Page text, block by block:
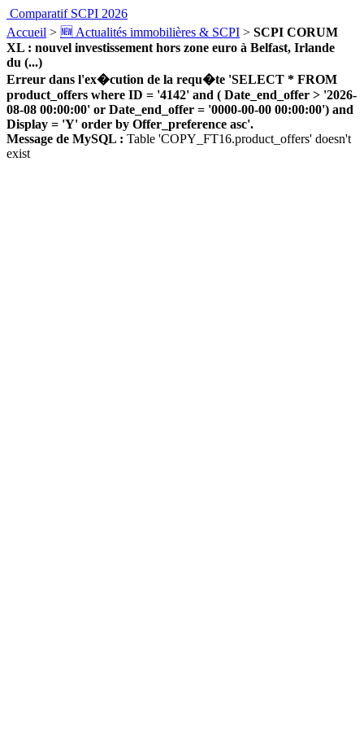
Comparatif SCPI 2026
Accueil > 🆕 Actualités immobilières & SCPI > SCPI CORUM
XL : nouvel investissement hors zone euro à Belfast, Irlande
du (...)
Erreur dans l'ex�cution de la requ�te 'SELECT * FROM
product_offers where ID = '4142' and ( Date_end_offer > '2026-
08-08 00:00:00' or Date_end_offer = '0000-00-00 00:00:00') and
Display = 'Y' order by Offer_preference asc'.
Message de MySQL : Table 'COPY_FT16.product_offers' doesn't
exist